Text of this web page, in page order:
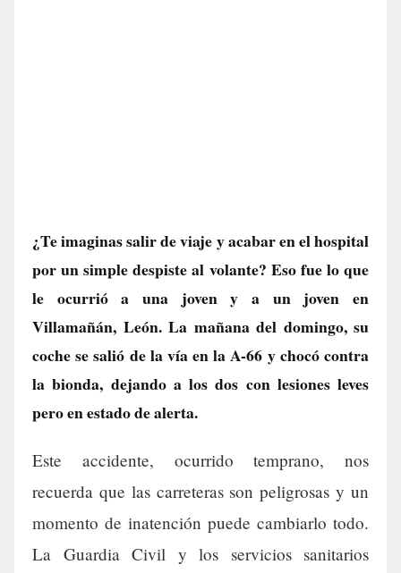
¿Te imaginas salir de viaje y acabar en el hospital
por un simple despiste al volante? Eso fue lo que
le ocurrió a una joven y a un joven en
Villamañán, León. La mañana del domingo, su
coche se salió de la vía en la A-66 y chocó contra
la bionda, dejando a los dos con lesiones leves
pero en estado de alerta.
Este accidente, ocurrido temprano, nos
recuerda que las carreteras son peligrosas y un
momento de inatención puede cambiarlo todo.
La Guardia Civil y los servicios sanitarios